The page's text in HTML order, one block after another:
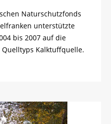
Naturschutzfonds
unterstützte
bis 2007 auf die
Kalktuffquelle.